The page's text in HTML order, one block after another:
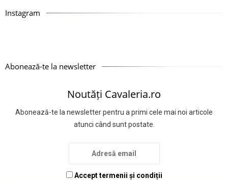
Instagram
Abonează-te la newsletter
Noutăți Cavaleria.ro
Abonează-te la newsletter pentru a primi cele mai noi articole
atunci când sunt postate.
Accept termenii și condiții